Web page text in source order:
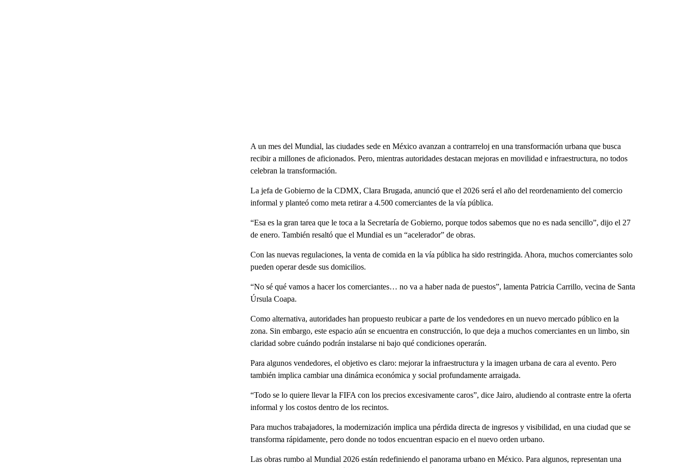
A un mes del Mundial, las ciudades sede en México avanzan a contrarreloj en una transformación urbana que busca
recibir a millones de aficionados. Pero, mientras autoridades destacan mejoras en movilidad e infraestructura, no todos
celebran la transformación.
La jefa de Gobierno de la CDMX, Clara Brugada, anunció que el 2026 será el año del reordenamiento del comercio
informal y planteó como meta retirar a 4.500 comerciantes de la vía pública.
“Esa es la gran tarea que le toca a la Secretaría de Gobierno, porque todos sabemos que no es nada sencillo”, dijo el 27
de enero. También resaltó que el Mundial es un “acelerador” de obras.
Con las nuevas regulaciones, la venta de comida en la vía pública ha sido restringida. Ahora, muchos comerciantes solo
pueden operar desde sus domicilios.
“No sé qué vamos a hacer los comerciantes… no va a haber nada de puestos”, lamenta Patricia Carrillo, vecina de Santa
Úrsula Coapa.
Como alternativa, autoridades han propuesto reubicar a parte de los vendedores en un nuevo mercado público en la
zona. Sin embargo, este espacio aún se encuentra en construcción, lo que deja a muchos comerciantes en un limbo, sin
claridad sobre cuándo podrán instalarse ni bajo qué condiciones operarán.
Para algunos vendedores, el objetivo es claro: mejorar la infraestructura y la imagen urbana de cara al evento. Pero
también implica cambiar una dinámica económica y social profundamente arraigada.
“Todo se lo quiere llevar la FIFA con los precios excesivamente caros”, dice Jairo, aludiendo al contraste entre la oferta
informal y los costos dentro de los recintos.
Para muchos trabajadores, la modernización implica una pérdida directa de ingresos y visibilidad, en una ciudad que se
transforma rápidamente, pero donde no todos encuentran espacio en el nuevo orden urbano.
Las obras rumbo al Mundial 2026 están redefiniendo el panorama urbano en México. Para algunos, representan una